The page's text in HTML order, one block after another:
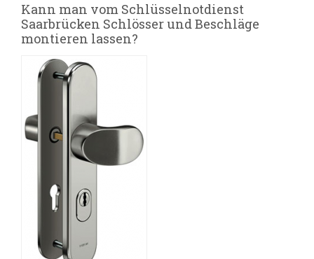
Kann man vom Schlüsselnotdienst
Saarbrücken Schlösser und Beschläge
montieren lassen?